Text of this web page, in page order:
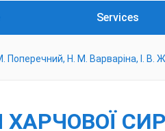
Services
Н. М. Варваріна, І. В.